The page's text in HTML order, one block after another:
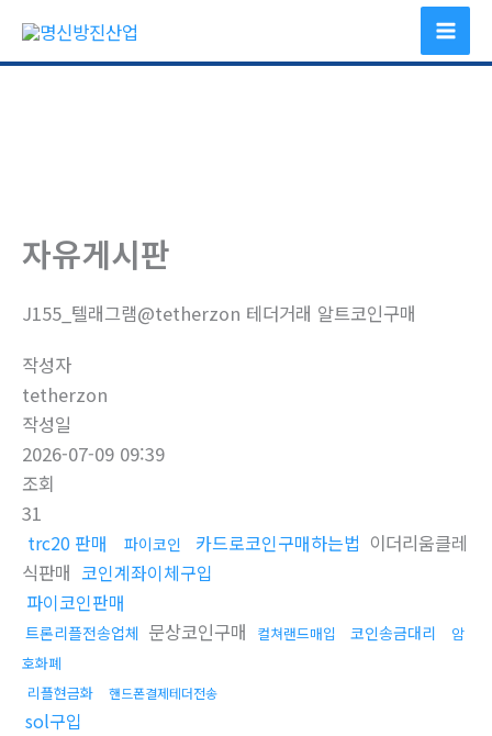
츠
자유게시판
J155_텔래그램@tetherzon 테더거래 알트코인구매
작성자
tetherzon
작성일
2026-07-09 09:39
조회
31
trc20 판매
파이코인 카드로코인구매하는법 이더리움클레
식판매 코인계좌이체구입
파이코인판매
트론리플전송업체 문상코인구매 컬쳐랜드매입 코인송금대리
암
호화폐
리플현금화
핸드폰결제테더전송
sol구입